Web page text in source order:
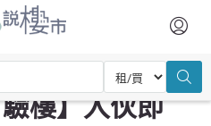
捉
納米樓10%面積係玄關? (附影片)
樓】入伙即